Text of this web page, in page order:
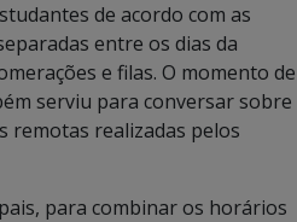
de acordo com as
entre os dias da
e filas. O momento de
serviu para conversar sobre
remotas realizadas pelos
pais, para combinar os horários